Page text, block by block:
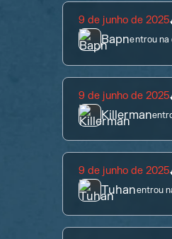
9 de junho de 2025
Bapnentrou na
9 de junho de 2025
Killerman
9 de junho de 2025
Tuhanentrou